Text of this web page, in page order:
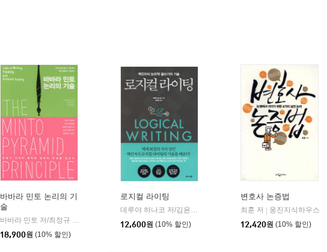
바바라 민토 논리의 기
술
바바라 민토 저/최정규 감수/이진원 역 | 더난출판사
18,900원 (10% 할인)
로지컬 라이팅
데루야 하나코 저/김윤경 역/현창혁 감수 | 비즈니스북스
12,600원 (10% 할인)
변호사 논증법
최훈 저
웅진지식하우스
12,420원 (10% 할인)